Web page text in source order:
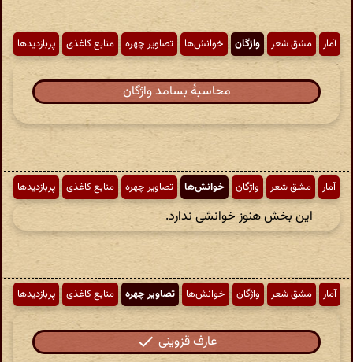
آمار مشق شعر واژگان خوانش‌ها تصاویر چهره منابع کاغذی پربازدیدها
محاسبهٔ بسامد واژگان
آمار مشق شعر واژگان خوانش‌ها تصاویر چهره منابع کاغذی پربازدیدها
این بخش هنوز خوانشی ندارد.
آمار مشق شعر واژگان خوانش‌ها تصاویر چهره منابع کاغذی پربازدیدها
عارف قزوینی